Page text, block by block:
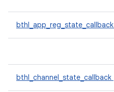
bthl_app_reg_state_callback
bthl_channel_state_callback